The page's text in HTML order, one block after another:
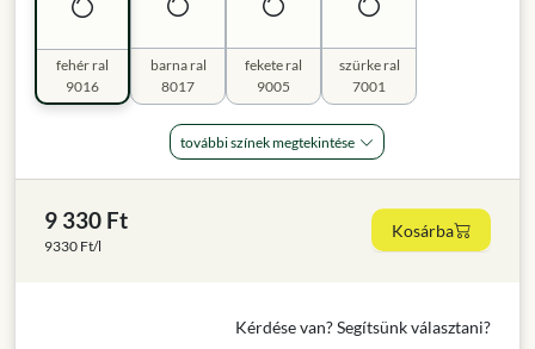
barna ral
8017
fehér ral
9016
fekete ral
9005
szürke ral
7001
további színek megtekintése
9 330 Ft
9330 Ft/l
Kosárba
Kérdése van? Segítsünk választani?